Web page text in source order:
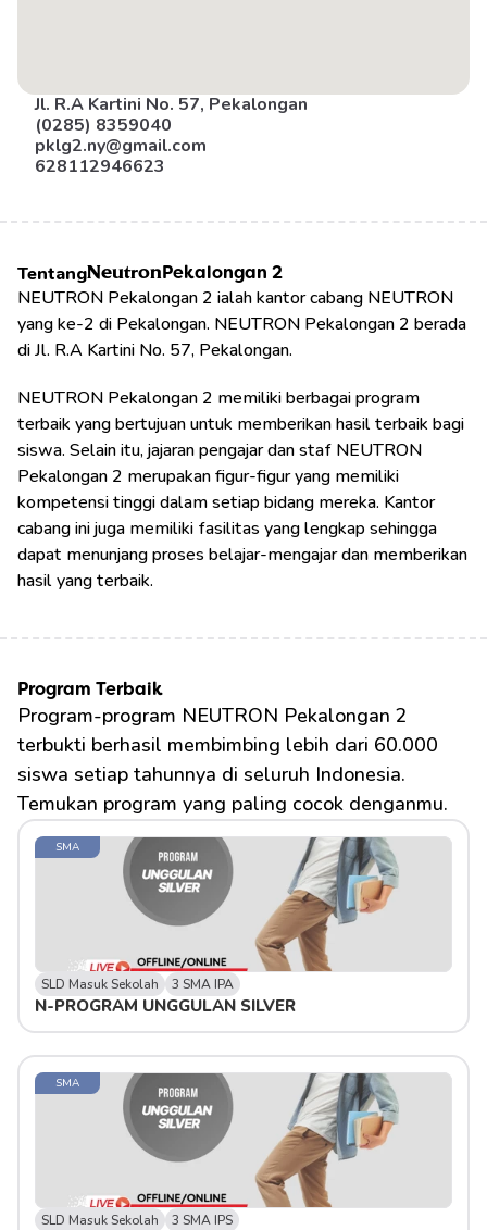
Jl. R.A Kartini No. 57, Pekalongan
(0285) 8359040
pklg2.ny@gmail.com
628112946623
TentangNeutronPekalongan 2
NEUTRON Pekalongan 2 ialah kantor cabang NEUTRON
yang ke-2 di Pekalongan. NEUTRON Pekalongan 2 berada
di Jl. R.A Kartini No. 57, Pekalongan.
NEUTRON Pekalongan 2 memiliki berbagai program
terbaik yang bertujuan untuk memberikan hasil terbaik bagi
siswa. Selain itu, jajaran pengajar dan staf NEUTRON
Pekalongan 2 merupakan figur-figur yang memiliki
kompetensi tinggi dalam setiap bidang mereka. Kantor
cabang ini juga memiliki fasilitas yang lengkap sehingga
dapat menunjang proses belajar-mengajar dan memberikan
hasil yang terbaik.
Program Terbaik
Program-program NEUTRON Pekalongan 2
terbukti berhasil membimbing lebih dari 60.000
siswa setiap tahunnya di seluruh Indonesia.
Temukan program yang paling cocok denganmu.
SMA
SLD Masuk Sekolah 3 SMA IPA
N-PROGRAM UNGGULAN SILVER
SMA
SLD Masuk Sekolah 3 SMA IPS